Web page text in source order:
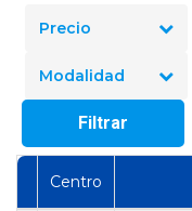
Precio
Modalidad
Filtrar
Centro